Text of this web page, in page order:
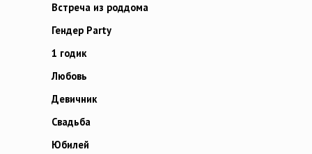
Встреча из роддома
Гендер Party
1 годик
Любовь
Девичник
Свадьба
Юбилей